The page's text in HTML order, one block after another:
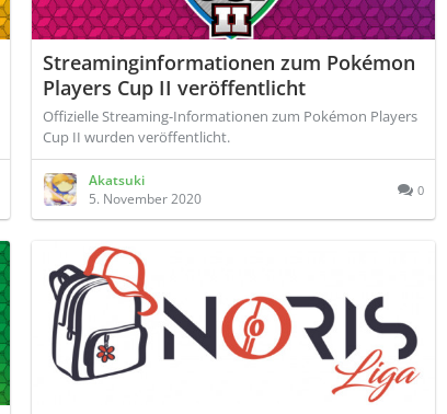
Streaminginformationen zum Pokémon
Players Cup II veröffentlicht
Offizielle Streaming-Informationen zum Pokémon Players
Cup II wurden veröffentlicht.
Akatsuki
5. November 2020
0